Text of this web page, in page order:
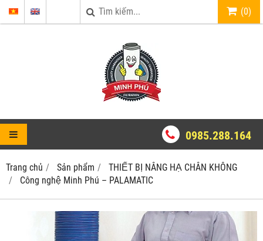
(0)
0985.288.164
Trang chủ Sản phẩm
THIẾT BỊ NÂNG HẠ CHÂN KHÔNG
Công nghệ Minh Phú – PALAMATIC